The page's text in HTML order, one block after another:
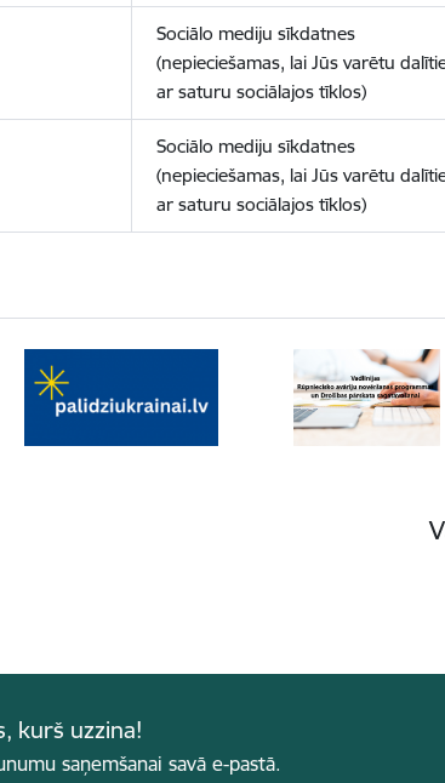
Sociālo mediju sīkdatnes
(nepieciešamas, lai Jūs varētu
ar saturu sociālajos tīklos)
Sociālo mediju sīkdatnes
(nepieciešamas, lai Jūs varētu
ar saturu sociālajos tīklos)
kurš uzzina!
saņemšanai savā e-pastā.